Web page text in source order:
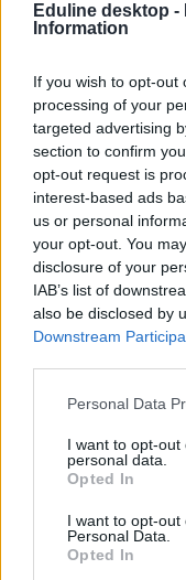
Eduline desktop -
Information
If you wish to opt-out
processing of your
targeted advertising
section to confirm
opt-out request is
interest-based ads
us or personal
your opt-out. You
disclosure of your
IAB’s list of
also be disclosed by
Downstream
Personal Data
I want to opt-
personal data.
Opted In
I want to opt-out
Personal Data.
Opted In
ma
magas fizetés
mesterdiploma
MA-diploma
MA-diploma
doktori diploma
Hozzászólások
helyette?
A kisiskolák
nem elszigetelt hibák,
Gyarmathy Éva klinikai
egyetemi tanár szerint.